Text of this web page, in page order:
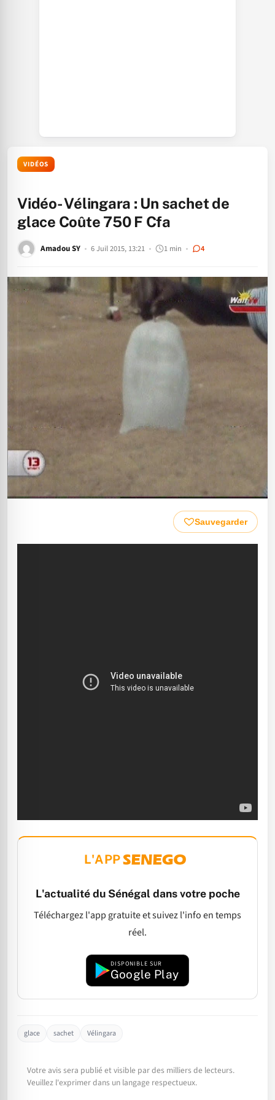
VIDÉOS
Vidéo- Vélingara : Un sachet de
glace Coûte 750 F Cfa
Amadou SY 6 Juil 2015, 13:21 1 min 4
Sauvegarder
L'APP
L'actualité du Sénégal dans votre poche
Téléchargez l'app gratuite et suivez l'info en temps
réel.
DISPONIBLE SUR
Google Play
glace sachet Vélingara
Votre avis sera publié et visible par des milliers de lecteurs.
Veuillez l'exprimer dans un langage respectueux.